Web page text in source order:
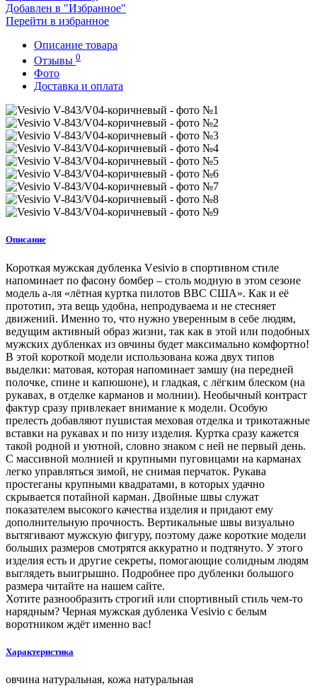
Добавлен в "Избранное"
Перейти в избранное
Описание товара
Отзывы 0
Фото
Доставка и оплата
Описание
Короткая мужская дубленка Vеsivio в спортивном стиле
напоминает по фасону бомбер – столь модную в этом сезоне
модель а-ля «лётная куртка пилотов ВВС США». Как и её
прототип, эта вещь удобна, непродуваема и не стесняет
движений. Именно то, что нужно уверенным в себе людям,
ведущим активный образ жизни, так как в этой или подобных
мужских дубленках из овчины будет максимально комфортно!
В этой короткой модели использована кожа двух типов
выделки: матовая, которая напоминает замшу (на передней
полочке, спине и капюшоне), и гладкая, с лёгким блеском (на
рукавах, в отделке карманов и молнии). Необычный контраст
фактур сразу привлекает внимание к модели. Особую
прелесть добавляют пушистая меховая отделка и трикотажные
вставки на рукавах и по низу изделия. Куртка сразу кажется
такой родной и уютной, словно знаком с ней не первый день.
С массивной молнией и крупными пуговицами на карманах
легко управляться зимой, не снимая перчаток. Рукава
простеганы крупными квадратами, в которых удачно
скрывается потайной карман. Двойные швы служат
показателем высокого качества изделия и придают ему
дополнительную прочность. Вертикальные швы визуально
вытягивают мужскую фигуру, поэтому даже короткие модели
больших размеров смотрятся аккуратно и подтянуто. У этого
изделия есть и другие секреты, помогающие солидным людям
выглядеть выигрышно. Подробнее про дубленки большого
размера читайте на нашем сайте.
Хотите разнообразить строгий или спортивный стиль чем-то
нарядным? Черная мужская дубленка Vеsivio с белым
воротником ждёт именно вас!
Характеристика
овчина натуральная, кожа натуральная